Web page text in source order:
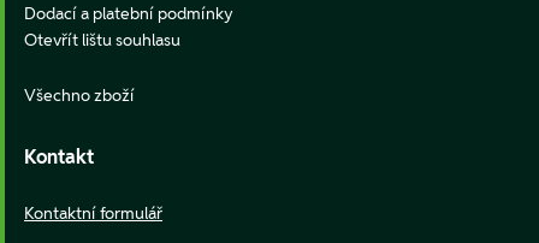
Dodací a platební podmínky
Otevřít lištu souhlasu
Všechno zboží
Kontakt
Kontaktní formulář